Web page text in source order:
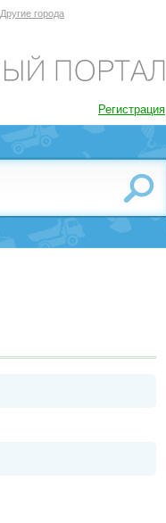
Другие города
Регистрация